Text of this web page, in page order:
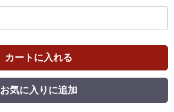
カートに入れる
お気に入りに追加